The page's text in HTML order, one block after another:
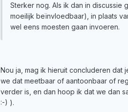
Sterker nog. Als ik dan in discussie
moeilijk beïnvloedbaar), in plaats
wel eens moesten gaan invoeren.
Nou ja, mag ik hieruit concluderen dat
we dat meetbaar of aantoonbaar of
verder is, en dan hoop ik dat we dan
:-) ).